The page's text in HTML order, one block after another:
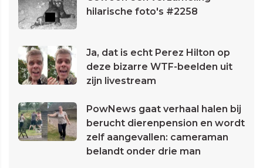
hilarische foto's #2258
Ja, dat is echt Perez Hilton op
deze bizarre WTF-beelden uit
zijn livestream
PowNews gaat verhaal halen bij
berucht dierenpension en wordt
zelf aangevallen: cameraman
belandt onder drie man